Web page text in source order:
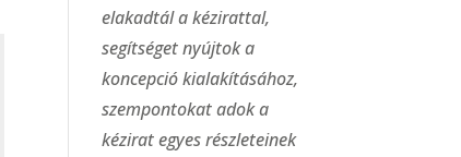
elakadtál a kézirattal,
segítséget nyújtok a
koncepció kialakításához,
szempontokat adok a
kézirat egyes részleteinek